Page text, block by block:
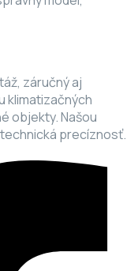
záručný aj
klimatizačných
objekty. Našou
precíznosť.